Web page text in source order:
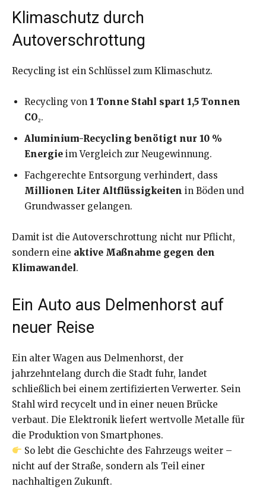
Klimaschutz durch
Autoverschrottung
Recycling ist ein Schlüssel zum Klimaschutz.
Recycling von 1 Tonne Stahl spart 1,5 Tonnen
CO₂.
Aluminium-Recycling benötigt nur 10 %
Energie im Vergleich zur Neugewinnung.
Fachgerechte Entsorgung verhindert, dass
Millionen Liter Altflüssigkeiten in Böden und
Grundwasser gelangen.
Damit ist die Autoverschrottung nicht nur Pflicht,
sondern eine aktive Maßnahme gegen den
Klimawandel.
Ein Auto aus Delmenhorst auf
neuer Reise
Ein alter Wagen aus Delmenhorst, der
jahrzehntelang durch die Stadt fuhr, landet
schließlich bei einem zertifizierten Verwerter. Sein
Stahl wird recycelt und in einer neuen Brücke
verbaut. Die Elektronik liefert wertvolle Metalle für
die Produktion von Smartphones.
So lebt die Geschichte des Fahrzeugs weiter –
nicht auf der Straße, sondern als Teil einer
nachhaltigen Zukunft.